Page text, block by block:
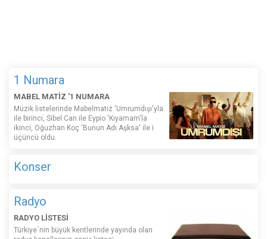
1 Numara
MABEL MATİZ '1 NUMARA
Müzik listelerinde Mabelmatiz ‘Umrumdışı'yla
ile birinci, Sibel Can ile Eypio 'Kıyamam'la
ikinci, Oğuzhan Koç 'Bunun Adı Aşksa' ile i
üçüncü oldu.
Konser
Radyo
RADYO LİSTESİ
Türkiye´nin büyük kentlerinde yayında olan